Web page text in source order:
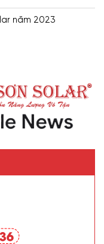
năm 2023